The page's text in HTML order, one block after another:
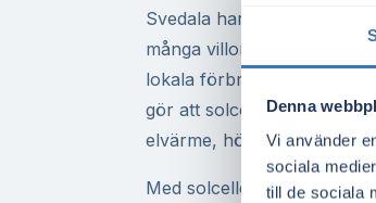
Denna
Vi använder
sociala
till de sociala
Svedala har goda
många villor och radhus
lokala
gör att solceller ofta kan bli
elvärme, hög
Med solceller på taket kan